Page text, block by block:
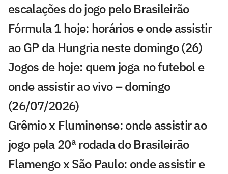
escalações do jogo pelo Brasileirão
Fórmula 1 hoje: horários e onde assistir
ao GP da Hungria neste domingo (26)
Jogos de hoje: quem joga no futebol e
onde assistir ao vivo – domingo
(26/07/2026)
Grêmio x Fluminense: onde assistir ao
jogo pela 20ª rodada do Brasileirão
Flamengo x São Paulo: onde assistir e